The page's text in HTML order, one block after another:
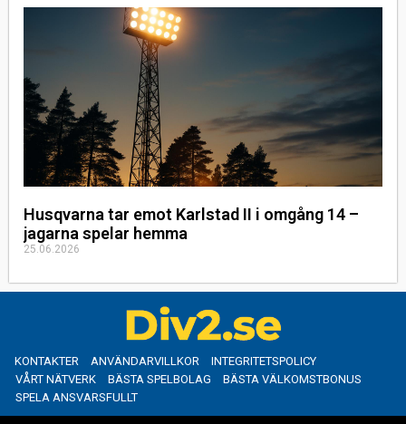
Husqvarna tar emot Karlstad II i omgång 14 –
jagarna spelar hemma
25.06.2026
KONTAKTER ANVÄNDARVILLKOR
INTEGRITETSPOLICY
VÅRT NÄTVERK
BÄSTA SPELBOLAG
BÄSTA VÄLKOMSTBONUS
SPELA ANSVARSFULLT